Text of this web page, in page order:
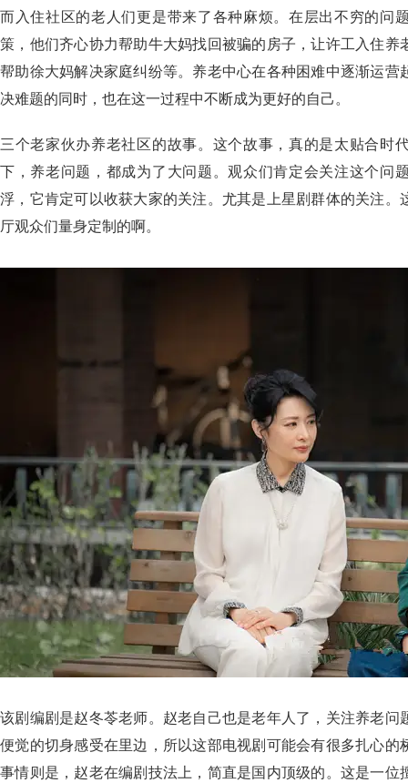
而入住社区的老人们更是带来了各种麻烦。在层出不穷的问
策，他们齐心协力帮助牛大妈找回被骗的房子，让许工入住养
帮助徐大妈解决家庭纠纷等。养老中心在各种困难中逐渐运营
决难题的同时，也在这一过程中不断成为更好的自己。
三个老家伙办养老社区的故事。这个故事，真的是太贴合时
下，养老问题，都成为了大问题。观众们肯定会关注这个问
浮，它肯定可以收获大家的关注。尤其是上星剧群体的关注。
厅观众们量身定制的啊。
该剧编剧是赵冬苓老师。赵老自己也是老年人了，关注养老问
便觉的切身感受在里边，所以这部电视剧可能会有很多扎心的
事情则是，赵老在编剧技法上，简直是国内顶级的。这是一位